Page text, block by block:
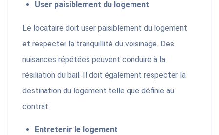
User paisiblement du logement
Le locataire doit user paisiblement du logement
et respecter la tranquillité du voisinage. Des
nuisances répétées peuvent conduire à la
résiliation du bail. Il doit également respecter la
destination du logement telle que définie au
contrat.
Entretenir le logement